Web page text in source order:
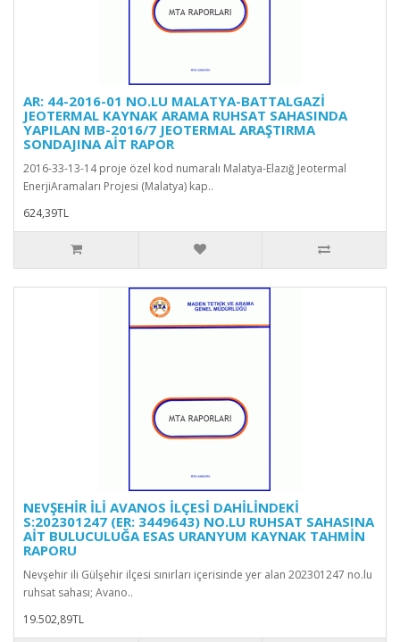
AR: 44-2016-01 NO.LU MALATYA-BATTALGAZİ
JEOTERMAL KAYNAK ARAMA RUHSAT SAHASINDA
YAPILAN MB-2016/7 JEOTERMAL ARAŞTIRMA
SONDAJINA AİT RAPOR
2016-33-13-14 proje özel kod numaralı Malatya-Elazığ Jeotermal
EnerjiAramaları Projesi (Malatya) kap..
624,39TL
NEVŞEHİR İLİ AVANOS İLÇESİ DAHİLİNDEKİ
S:202301247 (ER: 3449643) NO.LU RUHSAT SAHASINA
AİT BULUCULUĞA ESAS URANYUM KAYNAK TAHMİN
RAPORU
Nevşehir ili Gülşehir ilçesi sınırları içerisinde yer alan 202301247 no.lu
ruhsat sahası; Avano..
19.502,89TL